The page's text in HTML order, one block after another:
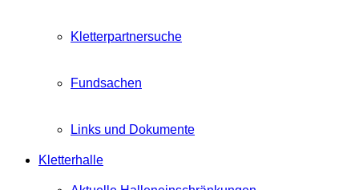
Kletterpartnersuche
Fundsachen
Links und Dokumente
Kletterhalle